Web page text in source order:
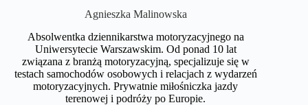
Agnieszka Malinowska
Absolwentka dziennikarstwa motoryzacyjnego na
Uniwersytecie Warszawskim. Od ponad 10 lat
związana z branżą motoryzacyjną, specjalizuje się w
testach samochodów osobowych i relacjach z wydarzeń
motoryzacyjnych. Prywatnie miłośniczka jazdy
terenowej i podróży po Europie.​